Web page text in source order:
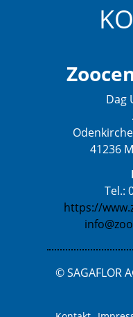
Dag
41236
Tel.:
https://
© SAGAFLOR